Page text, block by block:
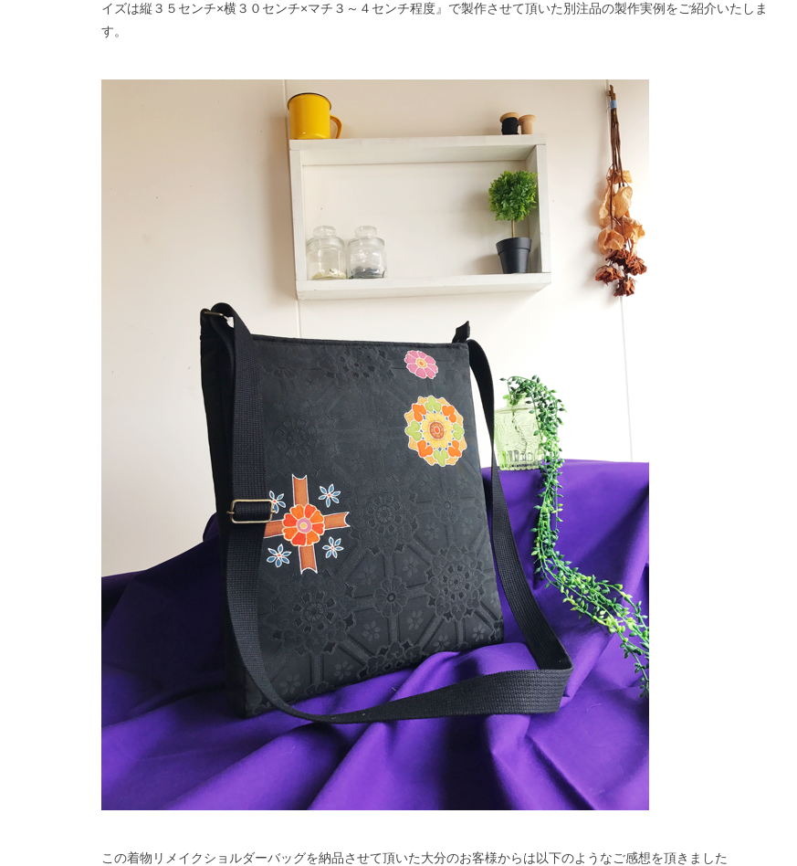
イズは縦３５センチ×横３０センチ×マチ３～４センチ程度』で製作させて頂いた別注品の製作実例をご紹介いたしま
す。
この着物リメイクショルダーバッグを納品させて頂いた大分のお客様からは以下のようなご感想を頂きました